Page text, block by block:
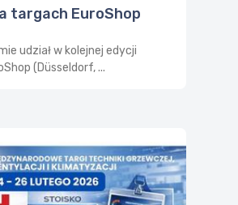
targach EuroShop
udział w kolejnej edycji
(Düsseldorf, ...